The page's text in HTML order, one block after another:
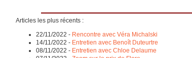
Articles les plus récents :
22/11/2022 - Rencontre avec Véra Michalski
14/11/2022 - Entretien avec Benoît Duteurtre
08/11/2022 - Entretien avec Chloe Delaume